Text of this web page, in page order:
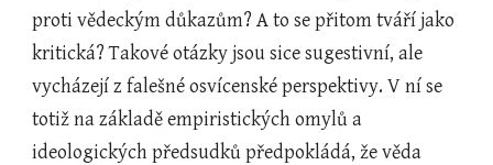
proti vědeckým důkazům? A to se přitom tváří jako
kritická? Takové otázky jsou sice sugestivní, ale
vycházejí z falešné osvícenské perspektivy. V ní se
totiž na základě empiristických omylů a
ideologických předsudků předpokládá, že věda